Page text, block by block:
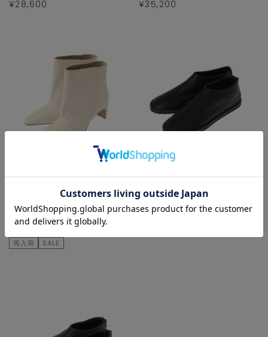
¥28,600 ¥35,200
¥35,200 50% OFF
¥17,600
再入荷 SALE
その他シューズ
¥35,200